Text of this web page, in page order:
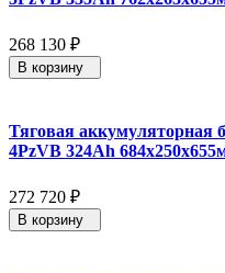
268 130 ₽
В корзину
Тяговая аккумуляторная
4PzVB 324Ah
272 720 ₽
В корзину